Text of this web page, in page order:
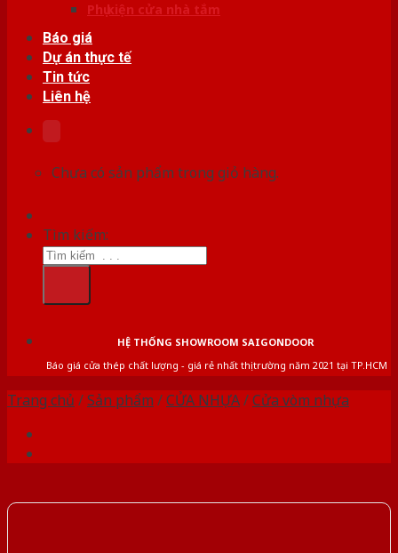
Phụ kiện cửa nhà tắm
Báo giá
Dự án thực tế
Tin tức
Liên hệ
Chưa có sản phẩm trong giỏ hàng.
Tìm kiếm:
HỆ THỐNG SHOWROOM SAIGONDOOR
Báo giá cửa thép chất lượng - giá rẻ nhất thị trường năm 2021 tại TP.HCM
Trang chủ /Sản phẩm /CỬA NHỰA/Cửa vòm nhựa